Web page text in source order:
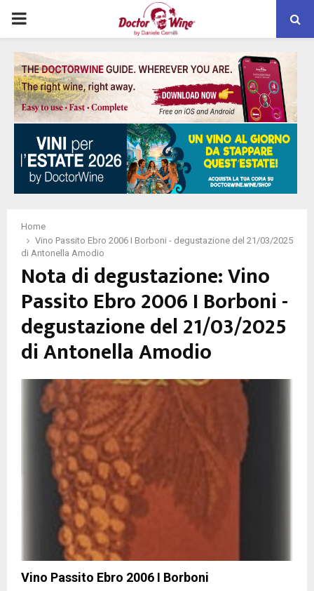
PRIMARY
MENU
Home
Vino Passito Ebro 2006 I Borboni - degustazione del 21/03/2025
di Antonella Amodio
Nota di degustazione: Vino
Passito Ebro 2006 I Borboni -
degustazione del 21/03/2025
di Antonella Amodio
Vino Passito Ebro 2006 I Borboni